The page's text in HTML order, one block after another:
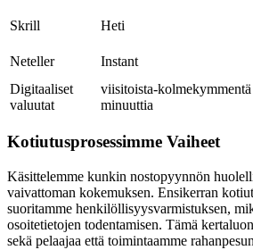
Skrill
Heti
Neteller
Instant
Digitaaliset
valuutat
viisitoista-kolmekymmentä
minuuttia
Kotiutusprosessimme Vaiheet
Käsittelemme kunkin nostopyynnön
vaivattoman kokemuksen. Ensikerran
suoritamme henkilöllisyysvarmistuksen,
osoitetietojen todentamisen. Tämä
sekä pelaajaa että toimintaamme